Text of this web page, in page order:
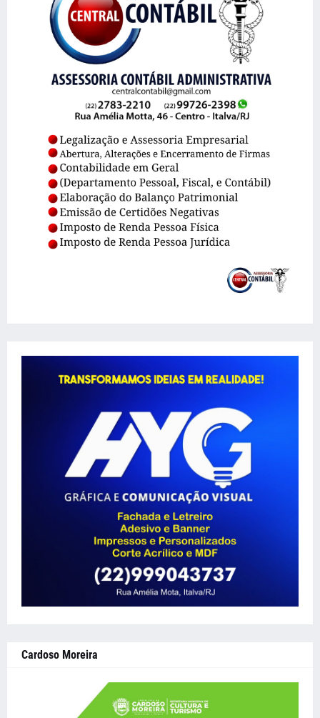
Cardoso Moreira